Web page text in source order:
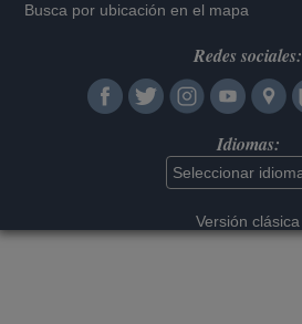
Busca por ubicación en el mapa
Redes sociales:
Idiomas:
Versión clásica